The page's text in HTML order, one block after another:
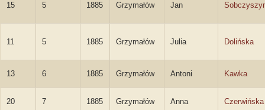
15 5 1885 Grzymałów Jan
11 5 1885 Grzymałów Julia Dolińska
13 6 1885 Grzymałów Antoni Kawka
20 7 1885 Grzymałów Anna Czerwińska